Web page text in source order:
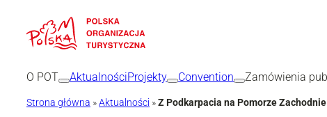
O POT AktualnościProjekty Convention Zamówienia
Strona główna »Aktualności »Z Podkarpacia na Pomorze